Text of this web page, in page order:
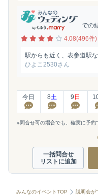
での
4.08(496件)
駅からも近く、表参道駅
ひよこ2530さん
今日 8土 9 日
※問合せ可の場合でも、確実に予約
一括問合せ
リストに追加
みんなのイベントTOP
説明会が